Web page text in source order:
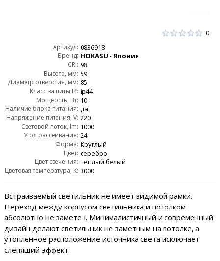
0
Артикул: 0836918
Бренд: HOKASU - Япония
CRI: 98
Высота, мм: 59
Диаметр отверстия, мм: 85
Класс защиты IP: ip44
Мощность, Вт: 10
Наличие блока питания: да
Напряжение питания, V: 220
Световой поток, lm: 1000
Угол рассеивания: 24
Форма: Круглый
Цвет: серебро
Цвет свечения: теплый белый
Цветовая температура, K: 3000
Встраиваемый светильник не имеет видимой рамки.
Переход между корпусом светильника и потолком
абсолютно не заметен. Минималистичный и современный
дизайн делают светильник не заметным на потолке, а
утопленное расположение источника света исключает
слепящий эффект.